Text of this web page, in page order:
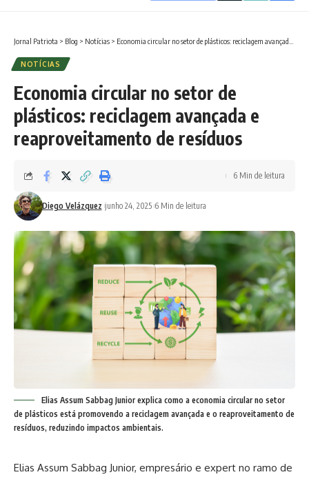
Jornal Patriota > Blog > Notícias > Economia circular no setor de plásticos: reciclagem avançada e reaproveitamento de resíduos
NOTÍCIAS
Economia circular no setor de
plásticos: reciclagem avançada e
reaproveitamento de resíduos
Diego Velázquez junho 24, 2025 6 Min de leitura
6 Min de leitura
Elias Assum Sabbag Junior explica como a economia circular no setor
de plásticos está promovendo a reciclagem avançada e o reaproveitamento de
resíduos, reduzindo impactos ambientais.
Elias Assum Sabbag Junior, empresário e expert no ramo de